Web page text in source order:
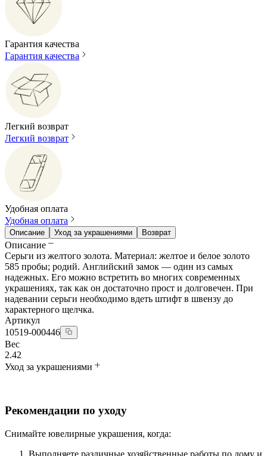
Гарантия качества
Гарантия качества
Легкий возврат
Легкий возврат
Удобная оплата
Удобная оплата
Описание Уход за украшениями Возврат
Описание
Серьги из желтого золота. Материал: желтое и белое золото
585 пробы; родий. Английский замок — один из самых
надежных. Его можно встретить во многих современных
украшениях, так как он достаточно прост и долговечен. При
надевании серьги необходимо вдеть штифт в швензу до
характерного щелчка.
Артикул
10519-000446
Вес
2.42
Уход за украшениями
Рекомендации по уходу
Снимайте ювелирные украшения, когда:
Выполняете различные хозяйственные работы по дому и